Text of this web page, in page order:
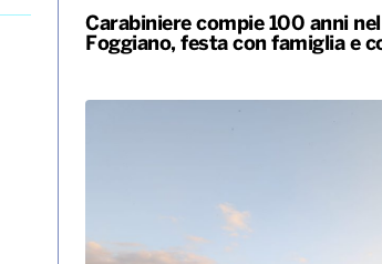
Carabiniere compie 100 anni nel
Foggiano, festa con famiglia e